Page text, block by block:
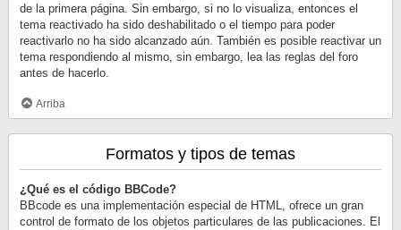
de la primera página. Sin embargo, si no lo visualiza, entonces el
tema reactivado ha sido deshabilitado o el tiempo para poder
reactivarlo no ha sido alcanzado aún. También es posible reactivar un
tema respondiendo al mismo, sin embargo, lea las reglas del foro
antes de hacerlo.
Arriba
Formatos y tipos de temas
¿Qué es el código BBCode?
BBcode es una implementación especial de HTML, ofrece un gran
control de formato de los objetos particulares de las publicaciones. El